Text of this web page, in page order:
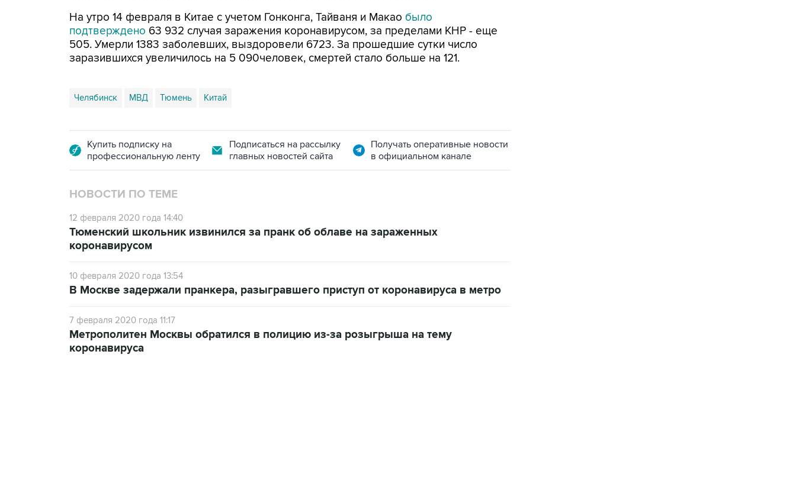
На утро 14 февраля в Китае с учетом Гонконга, Тайваня и Макао было
подтверждено 63 932 случая заражения коронавирусом, за пределами КНР - еще
505. Умерли 1383 заболевших, выздоровели 6723. За прошедшие сутки число
заразившихся увеличилось на 5 090человек, смертей стало больше на 121.
Челябинск МВД Тюмень Китай
Купить подписку на
профессиональную ленту
Подписаться на рассылку
главных новостей сайта
Получать оперативные новости
в официальном канале
НОВОСТИ ПО ТЕМЕ
12 февраля 2020 года 14:40
Тюменский школьник извинился за пранк об облаве на зараженных
коронавирусом
10 февраля 2020 года 13:54
В Москве задержали пранкера, разыгравшего приступ от коронавируса в метро
7 февраля 2020 года 11:17
Метрополитен Москвы обратился в полицию из-за розыгрыша на тему
коронавируса